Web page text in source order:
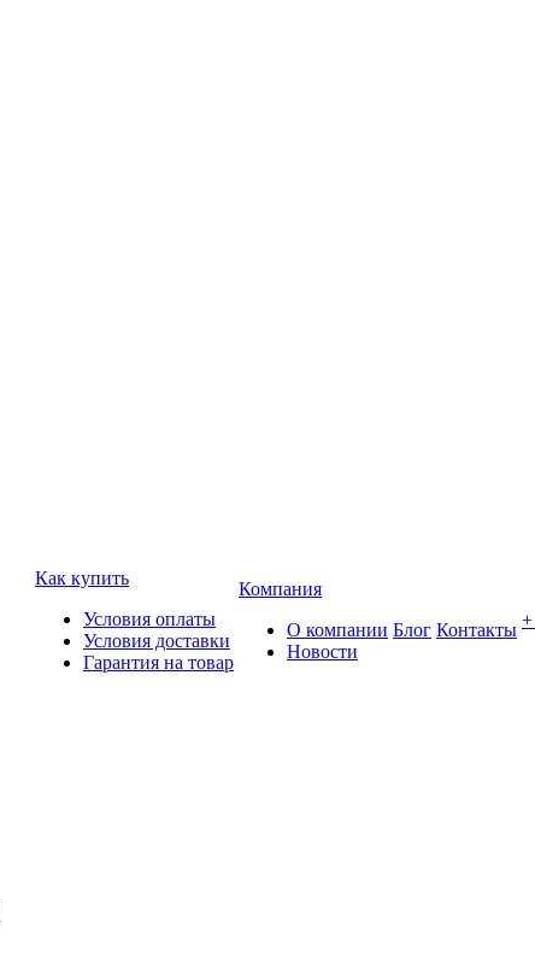
Как купить
Условия оплаты
Условия доставки
Гарантия на товар
Компания
О компании
Новости
Блог Контакты